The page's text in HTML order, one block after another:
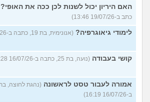
האם היריון יכול לשנות לכן ככה את האופי?
כתב ב-19/07/26 13:46)
לימודי גיאוגרפיה? (אנונימית, בת 19, כתבה ב-19/07/26 13:37)
קושי בעבודה (נועה, בת 25, כתבה ב-16/07/26 16:28)
אמורה לעבור טסט לראשונה
ב-16/07/26 16:19)